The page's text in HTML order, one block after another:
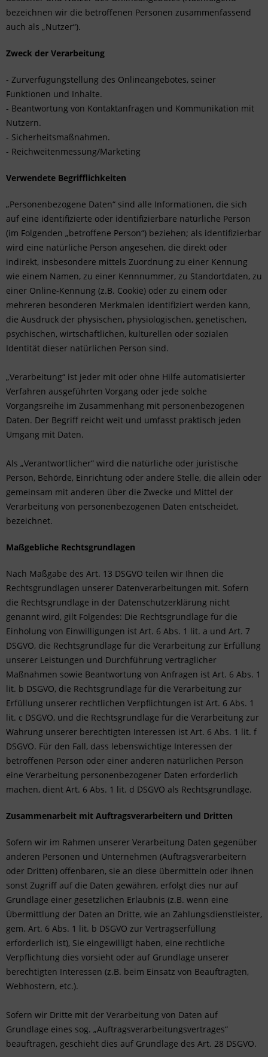
bezeichnen wir die betroffenen Personen zusammenfassend
auch als „Nutzer“).
Zweck der Verarbeitung
- Zurverfügungstellung des Onlineangebotes, seiner
Funktionen und Inhalte.
- Beantwortung von Kontaktanfragen und Kommunikation mit
Nutzern.
- Sicherheitsmaßnahmen.
- Reichweitenmessung/Marketing
Verwendete Begrifflichkeiten
„Personenbezogene Daten“ sind alle Informationen, die sich
auf eine identifizierte oder identifizierbare natürliche Person
(im Folgenden „betroffene Person“) beziehen; als identifizierbar
wird eine natürliche Person angesehen, die direkt oder
indirekt, insbesondere mittels Zuordnung zu einer Kennung
wie einem Namen, zu einer Kennnummer, zu Standortdaten, zu
einer Online-Kennung (z.B. Cookie) oder zu einem oder
mehreren besonderen Merkmalen identifiziert werden kann,
die Ausdruck der physischen, physiologischen, genetischen,
psychischen, wirtschaftlichen, kulturellen oder sozialen
Identität dieser natürlichen Person sind.
„Verarbeitung“ ist jeder mit oder ohne Hilfe automatisierter
Verfahren ausgeführten Vorgang oder jede solche
Vorgangsreihe im Zusammenhang mit personenbezogenen
Daten. Der Begriff reicht weit und umfasst praktisch jeden
Umgang mit Daten.
Als „Verantwortlicher“ wird die natürliche oder juristische
Person, Behörde, Einrichtung oder andere Stelle, die allein oder
gemeinsam mit anderen über die Zwecke und Mittel der
Verarbeitung von personenbezogenen Daten entscheidet,
bezeichnet.
Maßgebliche Rechtsgrundlagen
Nach Maßgabe des Art. 13 DSGVO teilen wir Ihnen die
Rechtsgrundlagen unserer Datenverarbeitungen mit. Sofern
die Rechtsgrundlage in der Datenschutzerklärung nicht
genannt wird, gilt Folgendes: Die Rechtsgrundlage für die
Einholung von Einwilligungen ist Art. 6 Abs. 1 lit. a und Art. 7
DSGVO, die Rechtsgrundlage für die Verarbeitung zur Erfüllung
unserer Leistungen und Durchführung vertraglicher
Maßnahmen sowie Beantwortung von Anfragen ist Art. 6 Abs. 1
lit. b DSGVO, die Rechtsgrundlage für die Verarbeitung zur
Erfüllung unserer rechtlichen Verpflichtungen ist Art. 6 Abs. 1
lit. c DSGVO, und die Rechtsgrundlage für die Verarbeitung zur
Wahrung unserer berechtigten Interessen ist Art. 6 Abs. 1 lit. f
DSGVO. Für den Fall, dass lebenswichtige Interessen der
betroffenen Person oder einer anderen natürlichen Person
eine Verarbeitung personenbezogener Daten erforderlich
machen, dient Art. 6 Abs. 1 lit. d DSGVO als Rechtsgrundlage.
Zusammenarbeit mit Auftragsverarbeitern und Dritten
Sofern wir im Rahmen unserer Verarbeitung Daten gegenüber
anderen Personen und Unternehmen (Auftragsverarbeitern
oder Dritten) offenbaren, sie an diese übermitteln oder ihnen
sonst Zugriff auf die Daten gewähren, erfolgt dies nur auf
Grundlage einer gesetzlichen Erlaubnis (z.B. wenn eine
Übermittlung der Daten an Dritte, wie an Zahlungsdienstleister,
gem. Art. 6 Abs. 1 lit. b DSGVO zur Vertragserfüllung
erforderlich ist), Sie eingewilligt haben, eine rechtliche
Verpflichtung dies vorsieht oder auf Grundlage unserer
berechtigten Interessen (z.B. beim Einsatz von Beauftragten,
Webhostern, etc.).
Sofern wir Dritte mit der Verarbeitung von Daten auf
Grundlage eines sog. „Auftragsverarbeitungsvertrages“
beauftragen, geschieht dies auf Grundlage des Art. 28 DSGVO.